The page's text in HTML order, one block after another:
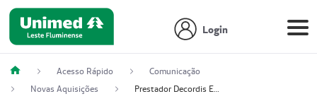
Login
Acesso Rápido
Comunicação
Novas Aquisições
Prestador Decordis Exames Cardiológicos LTDA (51004346-0)